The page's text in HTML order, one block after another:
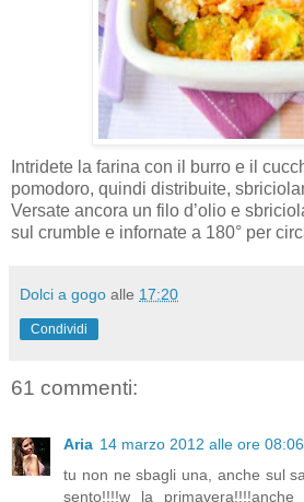
Intridete la farina con il burro e il
pomodoro, quindi distribuite,
Versate ancora un filo d’olio e
sul crumble e infornate a 180° per
Dolci a gogo alle 17:20
Condividi
61 commenti:
Aria 14 marzo 2012 alle ore 08:06
tu non ne sbagli una, anche sul
sento!!!!w la